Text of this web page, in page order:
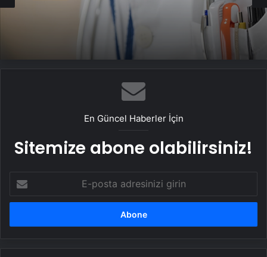
Bakan Memişoğlu duyurdu: 2 bin 239
hekim atanacak
En Güncel Haberler İçin
Sitemize abone olabilirsiniz!
posta
adresinizi